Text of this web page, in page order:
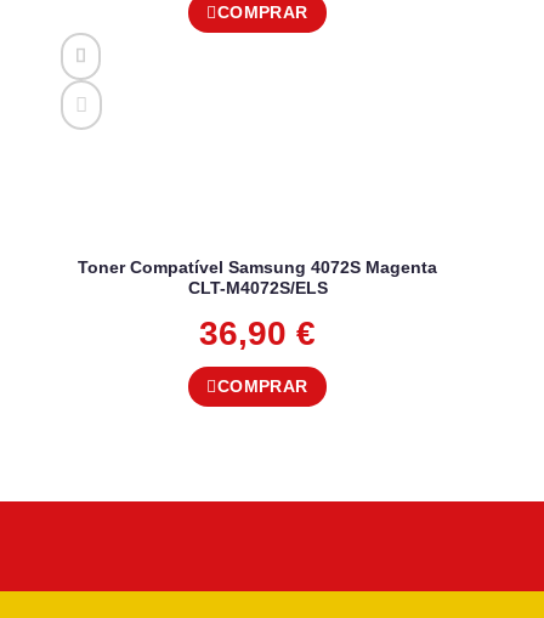
COMPRAR
Toner Compatível Samsung 4072S Magenta
CLT-M4072S/ELS
36,90 €
COMPRAR